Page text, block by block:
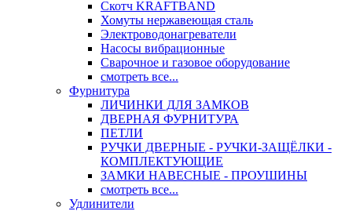
Скотч KRAFTBAND
Хомуты нержавеющая сталь
Электроводонагреватели
Насосы вибрационные
Сварочное и газовое оборудование
смотреть все...
Фурнитура
ЛИЧИНКИ ДЛЯ ЗАМКОВ
ДВЕРНАЯ ФУРНИТУРА
ПЕТЛИ
РУЧКИ ДВЕРНЫЕ - РУЧКИ-ЗАЩЁЛКИ -
КОМПЛЕКТУЮЩИЕ
ЗАМКИ НАВЕСНЫЕ - ПРОУШИНЫ
смотреть все...
Удлинители